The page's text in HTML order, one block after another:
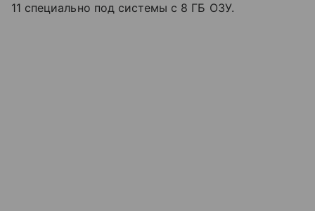
11 специально под системы с 8 ГБ ОЗУ.